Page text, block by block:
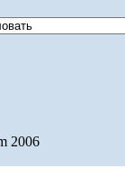
2006